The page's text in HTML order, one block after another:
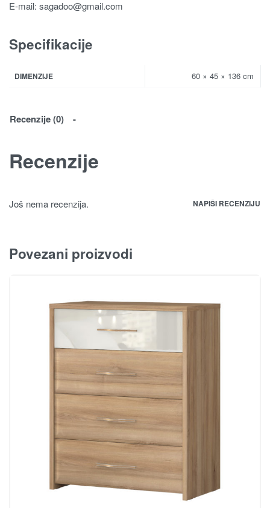
E-mail: sagadoo@gmail.com
Specifikacije
DIMENZIJE 60 × 45 × 136 cm
Recenzije (0)
Recenzije
Još nema recenzija. NAPIŠI RECENZIJU
Povezani proizvodi